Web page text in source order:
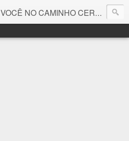
VOCÊ NO CAMINHO CERTO! 🤓💻🚀